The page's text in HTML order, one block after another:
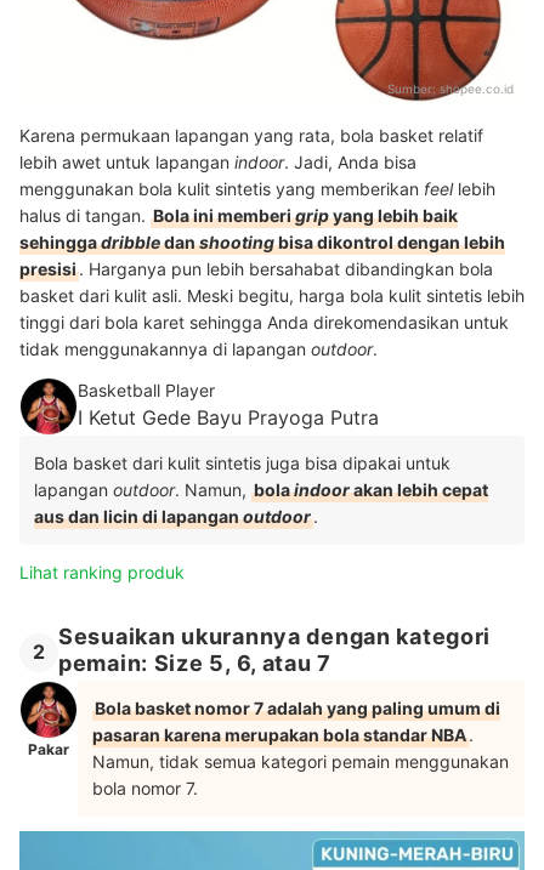
Sumber: shopee.co.id
Karena permukaan lapangan yang rata, bola basket relatif
lebih awet untuk lapangan indoor. Jadi, Anda bisa
menggunakan bola kulit sintetis yang memberikan feellebih
halus di tangan. Bola ini memberigripyang lebih baik
sehinggadribbledanshootingbisa dikontrol dengan lebih
presisi. Harganya pun lebih bersahabat dibandingkan bola
basket dari kulit asli. Meski begitu, harga bola kulit sintetis lebih
tinggi dari bola karet sehingga Anda direkomendasikan untuk
tidak menggunakannya di lapangan outdoor.
Basketball Player
I Ketut Gede Bayu Prayoga Putra
Bola basket dari kulit sintetis juga bisa dipakai untuk
lapangan outdoor. Namun, bolaindoorakan lebih cepat
aus dan licin di lapanganoutdoor.
Lihat ranking produk
2
Sesuaikan ukurannya dengan kategori
pemain: Size 5, 6, atau 7
Pakar
Bola basket nomor 7 adalah yang paling umum di
pasaran karena merupakan bola standar NBA.
Namun, tidak semua kategori pemain menggunakan
bola nomor 7.